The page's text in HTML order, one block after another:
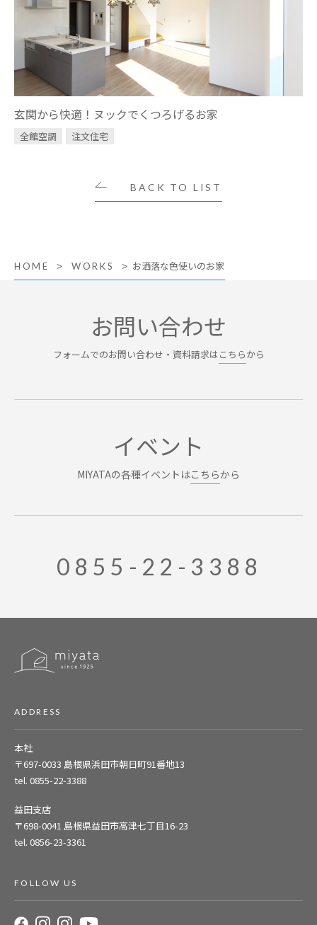
玄関から快適！ヌックでくつろげるお家
全館空調 注文住宅
BACK TO LIST
HOME WORKS お洒落な色使いのお家
お問い合わせ
フォームでのお問い合わせ・資料請求はこちらから
イベント
MIYATAの各種イベントはこちらから
0855-22-3388
ADDRESS
本社
〒697-0033 島根県浜田市朝日町91番地13
tel. 0855-22-3388
益田支店
〒698-0041 島根県益田市高津七丁目16-23
tel. 0856-23-3361
FOLLOW US